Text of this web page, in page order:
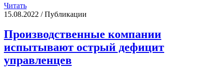
Читать
15.08.2022 / Публикации
Производственные компании
испытывают острый дефицит
управленцев